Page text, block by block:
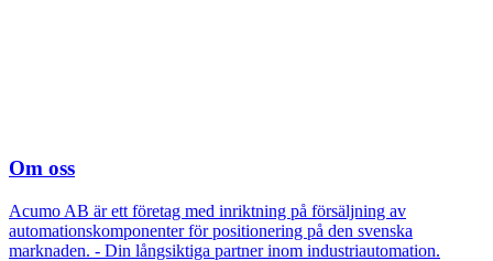
Om oss
Acumo AB är ett företag med inriktning på försäljning av
automationskomponenter för positionering på den svenska
marknaden. - Din långsiktiga partner inom industriautomation.